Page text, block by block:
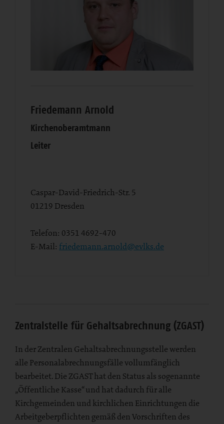
Friedemann Arnold
Kirchenoberamtmann
Leiter
Caspar-David-Friedrich-Str. 5
01219 Dresden
Telefon: 0351 4692-470
E-Mail: friedemann.arnold@evlks.de
Zentralstelle für Gehaltsabrechnung (ZGAST)
In der Zentralen Gehaltsabrechnungsstelle werden
alle Personalabrechnungsfälle vollumfänglich
bearbeitet. Die ZGAST hat den Status als sogenannte
„Öffentliche Kasse“ und hat dadurch für alle
Kirchgemeinden und kirchlichen Einrichtungen die
Arbeitgeberpflichten gemäß den Vorschriften des